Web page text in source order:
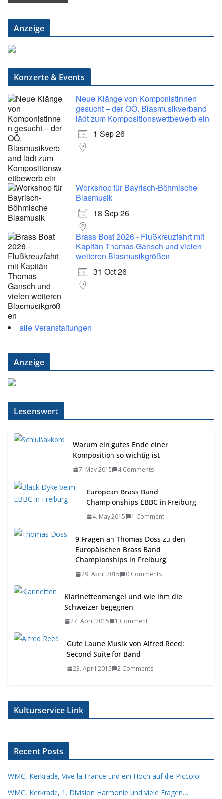
Anzeige
Konzerte & Events
Neue Klänge von Komponistinnen
gesucht – der OÖ. Blasmusikverband
lädt zum Kompositionswettbewerb ein
1 Sep 26
Workshop für Bayrisch-Böhmische
Blasmusik
18 Sep 26
Brass Boat 2026 - Flußkreuzfahrt mit
Kapitän Thomas Gansch und vielen
weiteren Blasmusikgrößen
31 Oct 26
alle Veranstaltungen
Anzeige
Lesenswert
Warum ein gutes Ende einer
Komposition so wichtig ist
7. May 2015 4 Comments
European Brass Band
Championships EBBC in Freiburg
4. May 2015 1 Comment
9 Fragen an Thomas Doss zu den
Europäischen Brass Band
Championships in Freiburg
29. April 2015 0 Comments
Klarinettenmangel und wie ihm die
Schweizer begegnen
27. April 2015 1 Comment
Gute Laune Musik von Alfred Reed:
Second Suite for Band
23. April 2015 2 Comments
Kulturservice Link
Recent Posts
WMC, Kerkrade, Vive la France und ein Hoch auf die Piccolo!
WMC, Kerkrade, 1. Division Harmonie und viele Fragen…